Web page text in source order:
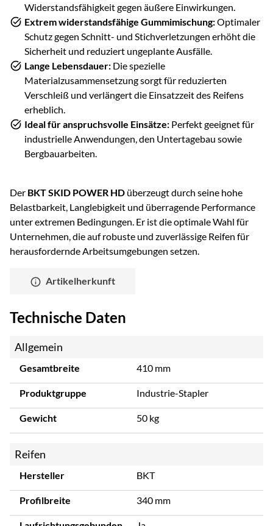
Widerstandsfähigkeit gegen äußere Einwirkungen.
Extrem widerstandsfähige Gummimischung:Optimaler
Schutz gegen Schnitt- und Stichverletzungen erhöht die
Sicherheit und reduziert ungeplante Ausfälle.
Lange Lebensdauer: Die spezielle
Materialzusammensetzung sorgt für reduzierten
Verschleiß und verlängert die Einsatzzeit des Reifens
erheblich.
Ideal für anspruchsvolle Einsätze: Perfekt geeignet für
industrielle Anwendungen, den Untertagebau sowie
Bergbauarbeiten.
Der BKT SKID POWER HD überzeugt durch seine hohe
Belastbarkeit, Langlebigkeit und überragende Performance
unter extremen Bedingungen. Er ist die optimale Wahl für
Unternehmen, die auf robuste und zuverlässige Reifen für
herausfordernde Arbeitsumgebungen setzen.
Artikelherkunft
Technische Daten
Allgemein
Gesamtbreite 410 mm
Produktgruppe Industrie-Stapler
Gewicht 50 kg
Reifen
Hersteller BKT
Profilbreite 340 mm